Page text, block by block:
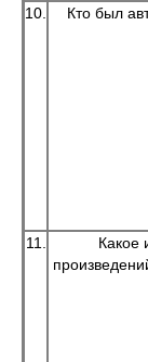
10.
Кто был
11.
Какое